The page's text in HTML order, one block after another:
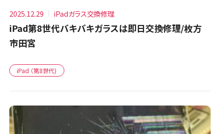
2025.12.29 iPadガラス交換修理
iPad第8世代バキバキガラスは即日交換修理/枚方
市田宮
iPad （第8世代)